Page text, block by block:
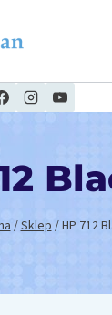
/ Sklep / HP 712